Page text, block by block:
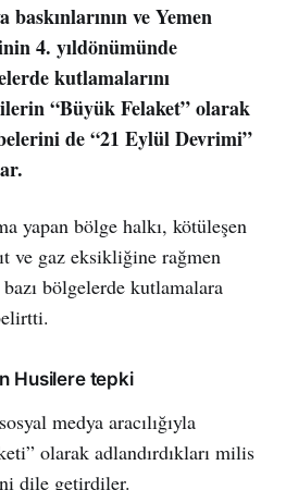
ve Yemen
4. yıldönümünde
kutlamalarını
“Büyük Felaket” olarak
de “21 Eylül Devrimi”
yapan bölge halkı, kötüleşen
ve gaz eksikliğine rağmen
bölgelerde kutlamalara
Husilere tepki
medya aracılığıyla
olarak adlandırdıkları milis
dile getirdiler.